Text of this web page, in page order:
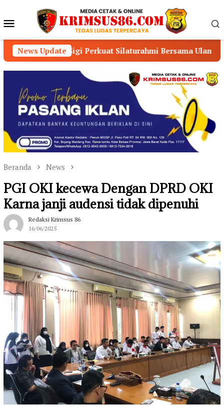
konten Menu
Mobile
News Update
Silaturahmi Bersama Ulama dan Masyarakat
Beranda News
PGI OKI kecewa Dengan DPRD OKI
Karna janji audensi tidak dipenuhi
Redaksi Krimsus 86
16/06/2025